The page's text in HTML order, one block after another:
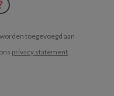
toegevoegd aan
privacy statement.